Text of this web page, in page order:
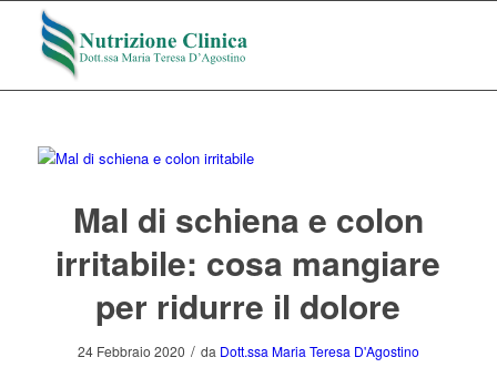
Mal di schiena e colon
irritabile: cosa mangiare
per ridurre il dolore
24 Febbraio 2020 / da Dott.ssa Maria Teresa D'Agostino